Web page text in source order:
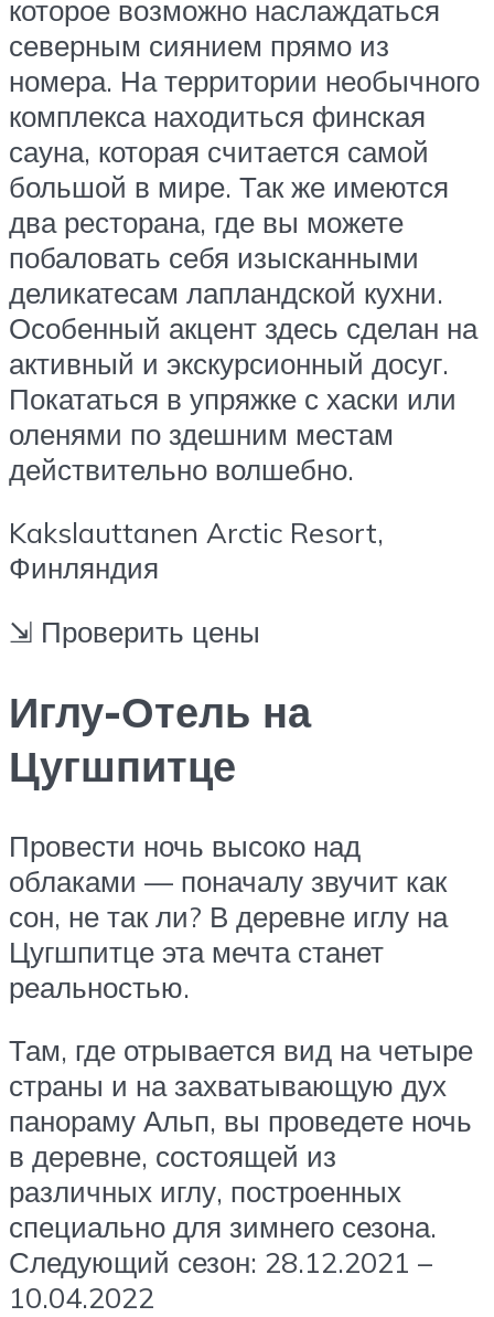
которое возможно наслаждаться
северным сиянием прямо из
номера. На территории необычного
комплекса находиться финская
сауна, которая считается самой
большой в мире. Так же имеются
два ресторана, где вы можете
побаловать себя изысканными
деликатесам лапландской кухни.
Особенный акцент здесь сделан на
активный и экскурсионный досуг.
Покататься в упряжке с хаски или
оленями по здешним местам
действительно волшебно.
Kakslauttanen Arctic Resort,
Финляндия
⇲ Проверить цены
Иглу-Отель на
Цугшпитце
Провести ночь высоко над
облаками — поначалу звучит как
сон, не так ли? В деревне иглу на
Цугшпитце эта мечта станет
реальностью.
Там, где отрывается вид на четыре
страны и на захватывающую дух
панораму Альп, вы проведете ночь
в деревне, состоящей из
различных иглу, построенных
специально для зимнего сезона.
Следующий сезон: 28.12.2021 –
10.04.2022